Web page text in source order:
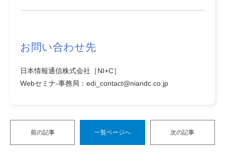
お問い合わせ先
日本情報通信株式会社［NI+C］
Webセミナ-事務局：edi_contact@niandc.co.jp
前の記事 一覧ページへ 次の記事